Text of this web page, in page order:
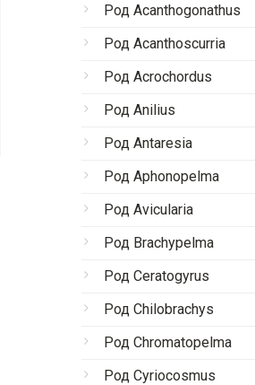
Род Acanthogonathus
Род Acanthoscurria
Род Acrochordus
Род Anilius
Род Antaresia
Род Aphonopelma
Род Avicularia
Род Brachypelma
Род Ceratogyrus
Род Chilobrachys
Род Chromatopelma
Род Cyriocosmus